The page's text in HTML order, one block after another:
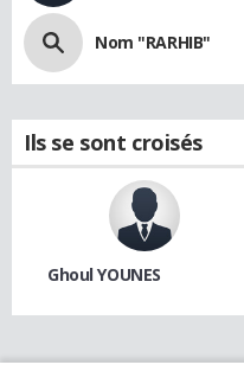
Nom "RARHIB"
Ils se sont croisés
Ghoul YOUNES